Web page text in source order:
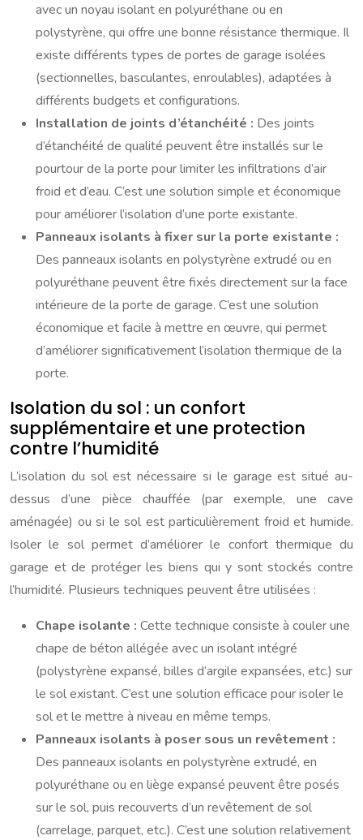
avec un noyau isolant en polyuréthane ou en
polystyrène, qui offre une bonne résistance thermique. Il
existe différents types de portes de garage isolées
(sectionnelles, basculantes, enroulables), adaptées à
différents budgets et configurations.
Installation de joints d’étanchéité : Des joints
d’étanchéité de qualité peuvent être installés sur le
pourtour de la porte pour limiter les infiltrations d’air
froid et d’eau. C’est une solution simple et économique
pour améliorer l’isolation d’une porte existante.
Panneaux isolants à fixer sur la porte existante :
Des panneaux isolants en polystyrène extrudé ou en
polyuréthane peuvent être fixés directement sur la face
intérieure de la porte de garage. C’est une solution
économique et facile à mettre en œuvre, qui permet
d’améliorer significativement l’isolation thermique de la
porte.
Isolation du sol : un confort
supplémentaire et une protection
contre l’humidité
L’isolation du sol est nécessaire si le garage est situé au-
dessus d’une pièce chauffée (par exemple, une cave
aménagée) ou si le sol est particulièrement froid et humide.
Isoler le sol permet d’améliorer le confort thermique du
garage et de protéger les biens qui y sont stockés contre
l’humidité. Plusieurs techniques peuvent être utilisées :
Chape isolante : Cette technique consiste à couler une
chape de béton allégée avec un isolant intégré
(polystyrène expansé, billes d’argile expansées, etc.) sur
le sol existant. C’est une solution efficace pour isoler le
sol et le mettre à niveau en même temps.
Panneaux isolants à poser sous un revêtement :
Des panneaux isolants en polystyrène extrudé, en
polyuréthane ou en liège expansé peuvent être posés
sur le sol, puis recouverts d’un revêtement de sol
(carrelage, parquet, etc.). C’est une solution relativement